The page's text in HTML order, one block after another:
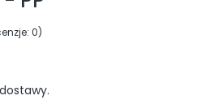
0)
Opinie